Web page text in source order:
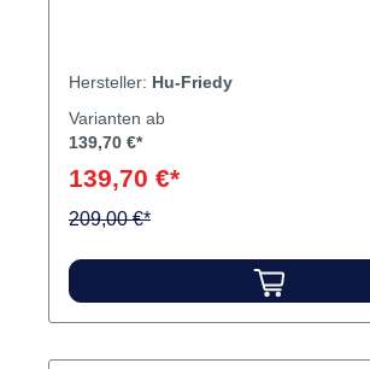
Hersteller: Hu-Friedy
Varianten ab
139,70 €*
139,70 €*
209,00 €*